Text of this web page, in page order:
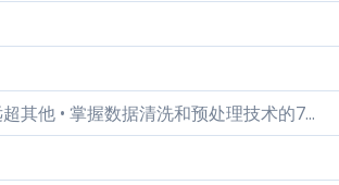
其他 • 掌握数据清洗和预处理技术的7...